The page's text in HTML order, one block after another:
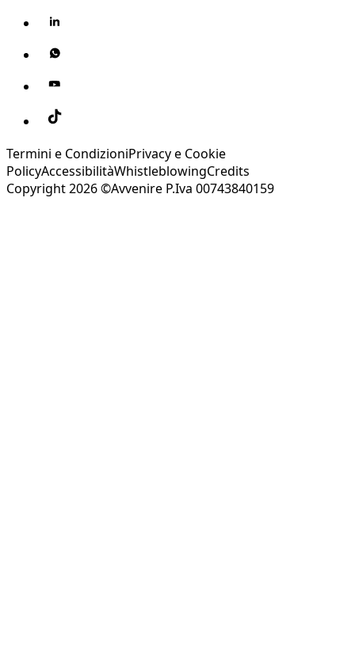
Termini e CondizioniPrivacy e Cookie
PolicyAccessibilitàWhistleblowingCredits
Copyright 2026 ©Avvenire P.Iva 00743840159